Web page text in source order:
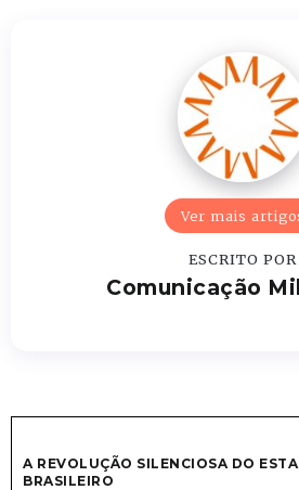
Ver mais
ESCRITO POR
Comunicação
A REVOLUÇÃO SILENCIOSA DO
BRASILEIRO